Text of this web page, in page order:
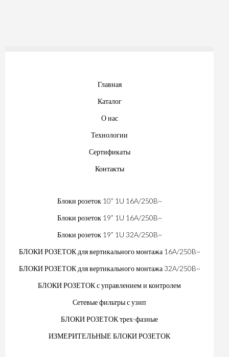
Главная
Каталог
О нас
Технологии
Сертификаты
Контакты
Блоки розеток 10” 1U 16A/250B~
Блоки розеток 19” 1U 16A/250B~
Блоки розеток 19” 1U 32A/250B~
БЛОКИ РОЗЕТОК для вертикального монтажа 16A/250B~
БЛОКИ РОЗЕТОК для вертикального монтажа 32A/250B~
БЛОКИ РОЗЕТОК с управлением и контролем
Сетевые фильтры с узип
БЛОКИ РОЗЕТОК трех-фазные
ИЗМЕРИТЕЛЬНЫЕ БЛОКИ РОЗЕТОК